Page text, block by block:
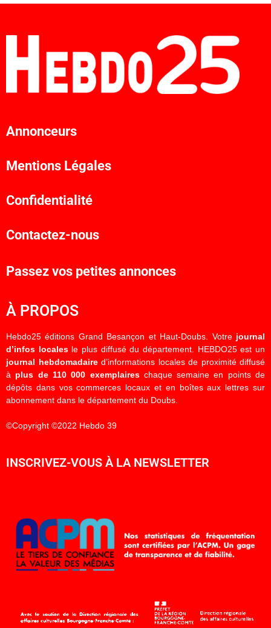
Annonceurs
Mentions Légales
Confidentialité
Contactez-nous
Passez vos petites annonces
À PROPOS
Hebdo25 éditions Grand Besançon et Haut-Doubs. Votre journal
d’infos localesle plus diffusé du département. HEBDO25 est un
journal hebdomadaired’informations locales de proximité diffusé
à plus de 110 000 exemplaireschaque semaine en points de
dépôts dans vos commerces locaux et en boîtes aux lettres sur
abonnement dans le département du Doubs.
©Copyright ©2022 Hebdo 39
INSCRIVEZ-VOUS À LA NEWSLETTER